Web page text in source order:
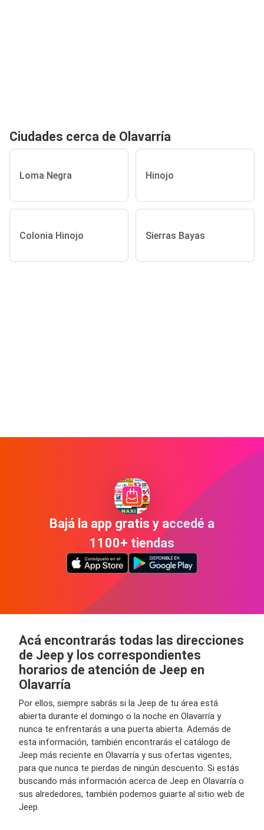
Ciudades cerca de Olavarría
Loma Negra Hinojo
Colonia Hinojo Sierras Bayas
Bajá la app gratis y accedé a
1100+ tiendas
Acá encontrarás todas las direcciones
de Jeep y los correspondientes
horarios de atención de Jeep en
Olavarría
Por ellos, siempre sabrás si la Jeep de tu área está
abierta durante el domingo o la noche en Olavarría y
nunca te enfrentarás a una puerta abierta. Además de
esta información, también encontrarás el catálogo de
Jeep más reciente en Olavarría y sus ofertas vigentes,
para que nunca te pierdas de ningún descuento. Si estás
buscando más información acerca de Jeep en Olavarría o
sus alrededores, también podemos guiarte al sitio web de
Jeep.